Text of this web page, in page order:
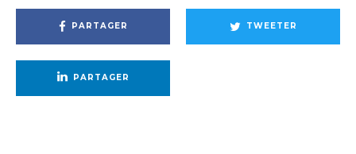
PARTAGER TWEETER
PARTAGER